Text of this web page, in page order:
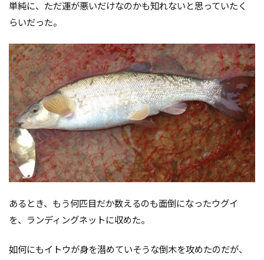
単純に、ただ運が悪いだけなのかも知れないと思っていたく
らいだった。
あるとき、もう何匹目だか数えるのも面倒になったウグイ
を、ランディングネットに収めた。
如何にもイトウが身を潜めていそうな倒木を攻めたのだが、